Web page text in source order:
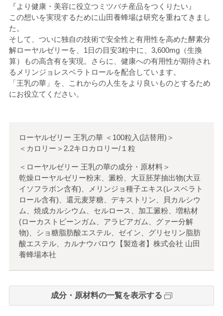
『より健康・美容に役立つミツバチ産品をつくりたい』
この想いを実現するために山田養蜂場は研究を重ねてきまし
た。
そして、ついに独自の技術で安全性と有用性を高めた酵素分
解ローヤルゼリーを、1日の目安3粒中に、3,600mg（生換
算）もの高含有を実現。さらに、健康への有用性が期待され
るメリンジョレスベラトロールを配合しています。
「王乳の華」を、これからの人生をより良いものとするため
にお役立てください。
ローヤルゼリー 王乳の華＜ 100粒入(詰替用) ＞
＜カロリー＞2.2キロカロリー/１粒
＜ローヤルゼリー 王乳の華の成分・原材料＞
乾燥ローヤルゼリー粉末、澱粉、大豆胚芽抽出物(大豆
イソフラボン含有)、メリンジョ種子エキス(レスベラト
ロール含有)、還元麦芽糖、デキストリン、貝カルシウ
ム、焼成カルシウム、セルロース、加工澱粉、増粘材
(ローカストビーンガム、アラビアガム、グァー分解
物)、ショ糖脂肪酸エステル、ゼイン、グリセリン脂肪
酸エステル、カルナウバロウ【製造者】株式会社 山田
養蜂場本社
成分・原材料の一覧を表示する